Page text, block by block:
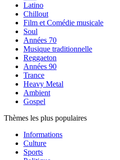
Latino
Chillout
Film et Comédie musicale
Soul
Années 70
Musique traditionnelle
Reggaeton
Années 90
Trance
Heavy Metal
Ambient
Gospel
Thèmes les plus populaires
Informations
Culture
Sports